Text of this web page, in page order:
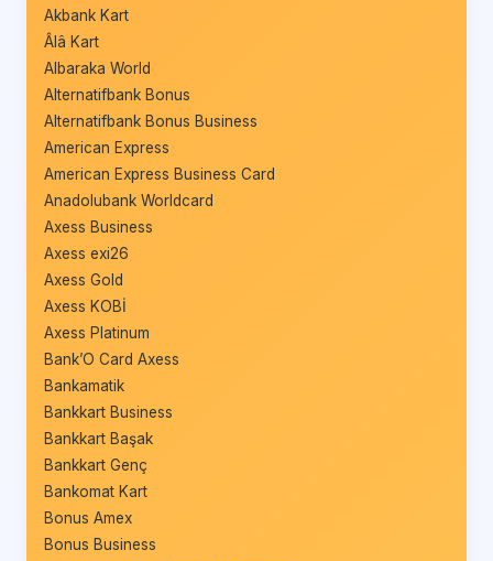
Akbank Kart
Âlâ Kart
Albaraka World
Alternatifbank Bonus
Alternatifbank Bonus Business
American Express
American Express Business Card
Anadolubank Worldcard
Axess Business
Axess exi26
Axess Gold
Axess KOBİ
Axess Platinum
Bank’O Card Axess
Bankamatik
Bankkart Business
Bankkart Başak
Bankkart Genç
Bankomat Kart
Bonus Amex
Bonus Business